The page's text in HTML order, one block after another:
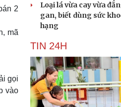
2
mã
gọi
vào
Loại lá vừa cay vừa
gan, biết dùng sức
hạng
TIN 24H